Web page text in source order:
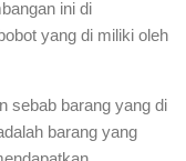
ini di
yang di miliki oleh
sebab barang yang di
barang yang